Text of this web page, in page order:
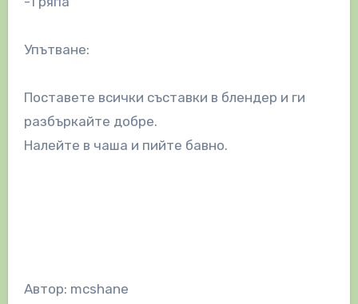
Упътване:
Поставете всички съставки в блендер и ги
разбъркайте добре.
Налейте в чаша и пийте бавно.
Автор: mcshane